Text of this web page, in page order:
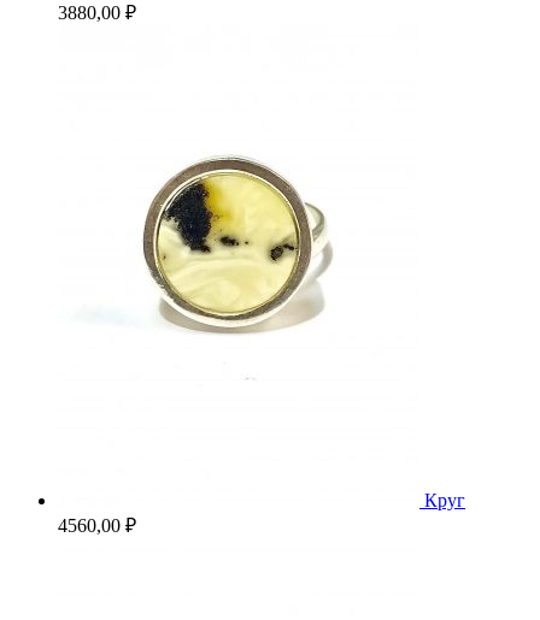
3880,00 ₽
Круг
4560,00 ₽